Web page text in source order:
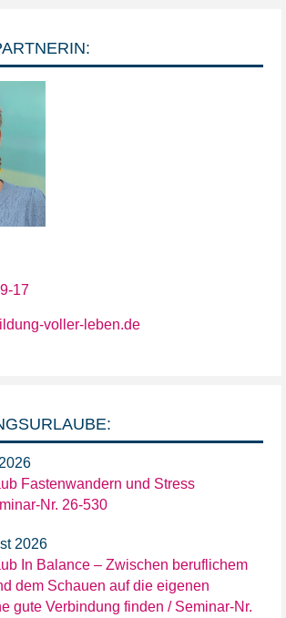
17
voller-leben.de
Fastenwandern und Stress
Nr. 26-530
2026
In Balance – Zwischen beruflichem
dem Schauen auf die eigenen
gute Verbindung finden / Seminar-Nr.